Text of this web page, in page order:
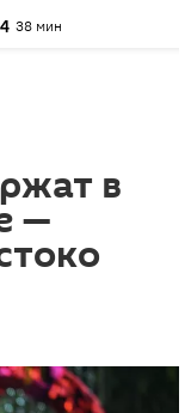
38 мин
в
—